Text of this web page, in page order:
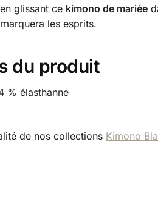
glissant ce kimono de mariée
les esprits.
du produit
% élasthanne
de nos collections Kimono